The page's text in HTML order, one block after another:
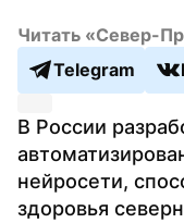
Читать «Север-
Telegram
В России
нейросети,
здоровья